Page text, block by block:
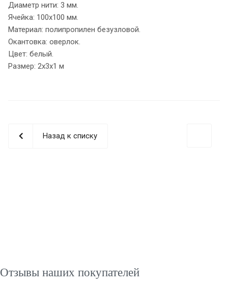
Диаметр нити: 3 мм.
Ячейка: 100х100 мм.
Материал: полипропилен безузловой.
Окантовка: оверлок.
Цвет: белый.
Размер: 2х3х1 м
Назад к списку
Отзывы наших покупателей